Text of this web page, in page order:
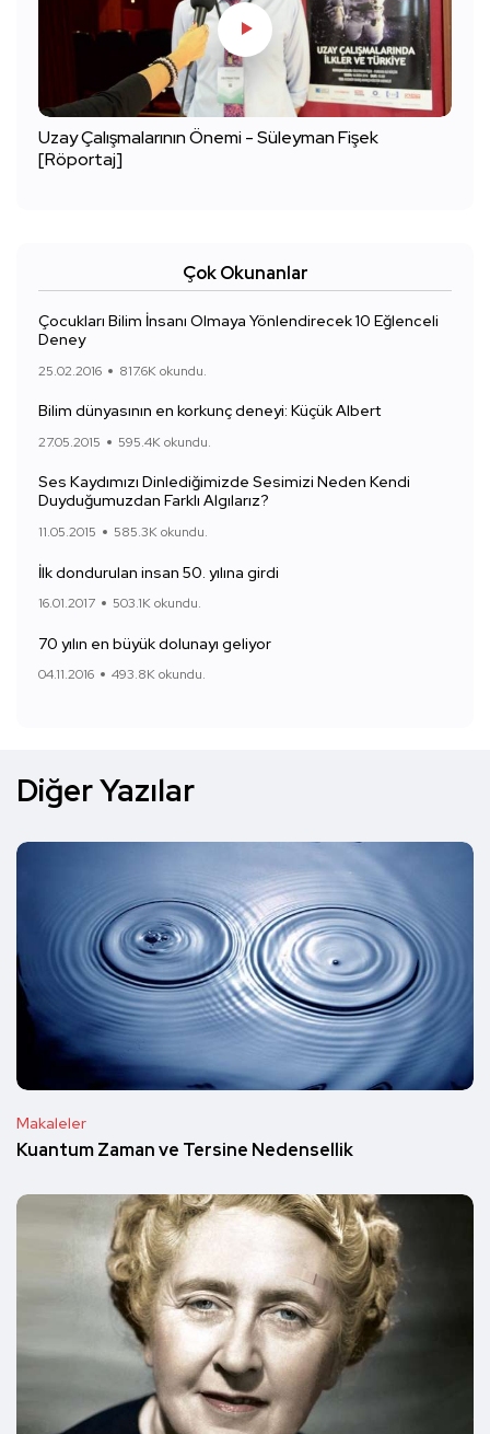
Uzay Çalışmalarının Önemi - Süleyman Fişek
[Röportaj]
Çok Okunanlar
Çocukları Bilim İnsanı Olmaya Yönlendirecek 10 Eğlenceli
Deney
25.02.2016 817.6K okundu.
Bilim dünyasının en korkunç deneyi: Küçük Albert
27.05.2015 595.4K okundu.
Ses Kaydımızı Dinlediğimizde Sesimizi Neden Kendi
Duyduğumuzdan Farklı Algılarız?
11.05.2015 585.3K okundu.
İlk dondurulan insan 50. yılına girdi
16.01.2017 503.1K okundu.
70 yılın en büyük dolunayı geliyor
04.11.2016 493.8K okundu.
Diğer Yazılar
Makaleler
Kuantum Zaman ve Tersine Nedensellik